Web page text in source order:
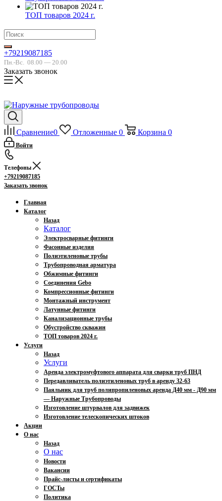
ТОП товаров 2024 г.
+79219087185
Пн.-Вс. 08.00 — 20.00
Заказать звонок
Сравнение0 Отложенные 0 Корзина 0
Войти
Телефоны
+79219087185
Заказать звонок
Главная
Каталог
Назад
Каталог
Электросварные фитинги
Фасонные изделия
Полиэтиленовые трубы
Трубопроводная арматура
Обжимные фитинги
Соединения Gebo
Компрессионные фитинги
Монтажный инструмент
Латунные фитинги
Канализационные трубы
Обустройство скважин
ТОП товаров 2024 г.
Услуги
Назад
Услуги
Аренда электромуфтового аппарата для сварки труб ПНД
Передавливатель полиэтиленовых труб в аренду 32-63
Паяльник для труб полипропиленовых аренда Д40 мм - Д90 мм
— Наружные Трубопроводы
Изготовление штурвалов для задвижек
Изготовление телескопических штоков
Акции
О нас
Назад
О нас
Новости
Вакансии
Прайс-листы и сертификаты
ГОСТы
Политика